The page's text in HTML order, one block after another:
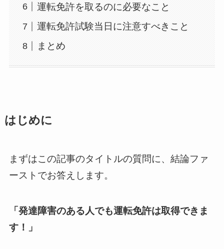
運転免許を取るのに必要なこと
運転免許試験当日に注意すべきこと
まとめ
はじめに
まずはこの記事のタイトルの質問に、結論ファ
ーストでお答えします。
「発達障害のある人でも運転免許は取得できま
す！」